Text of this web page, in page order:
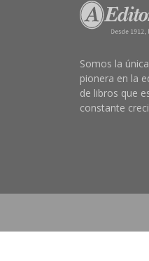
Somos la
pionera en la
de libros que
constante